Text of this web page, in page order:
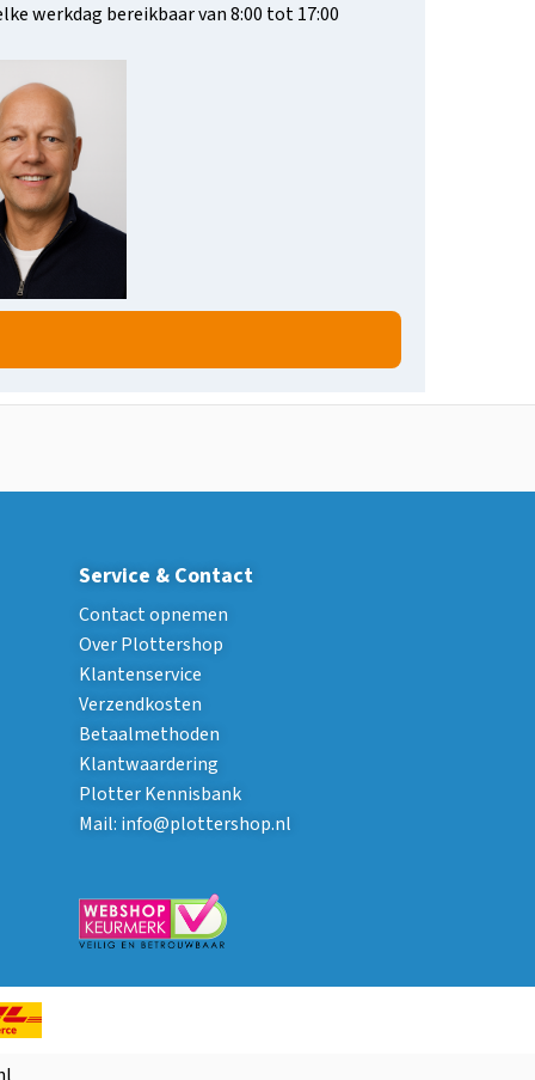
werkdag bereikbaar van 8:00 tot 17:00
Service & Contact
Contact opnemen
Over Plottershop
Klantenservice
Verzendkosten
Betaalmethoden
Klantwaardering
Plotter Kennisbank
Mail: info@plottershop.nl